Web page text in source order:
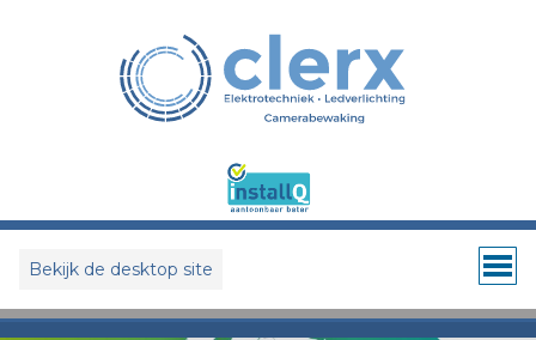
Bekijk de desktop site